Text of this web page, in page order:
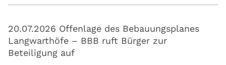
20.07.2026 Offenlage des Bebauungsplanes
Langwarthöfe – BBB ruft Bürger zur
Beteiligung auf